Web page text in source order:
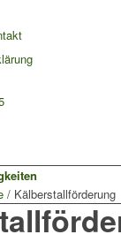
/ Kälberstallförderung